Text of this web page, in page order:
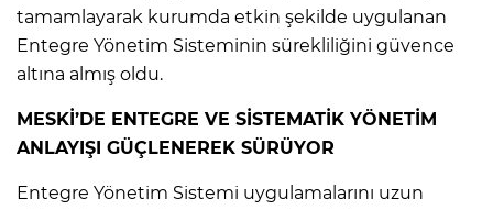
tamamlayarak kurumda etkin şekilde uygulanan
Entegre Yönetim Sisteminin sürekliliğini güvence
altına almış oldu.
MESKİ’DE ENTEGRE VE SİSTEMATİK YÖNETİM
ANLAYIŞI GÜÇLENEREK SÜRÜYOR
Entegre Yönetim Sistemi uygulamalarını uzun